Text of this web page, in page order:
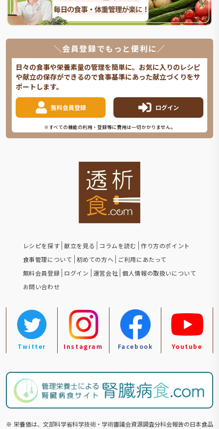
＼会員登録でもっと便利に／
日々の食事や栄養素量の管理を簡単に。お気に入りのレシピ
や献立の保存ができるので食事基準にあった献立づくりをサ
ポートします。
無料会員登録 ログイン
※すべての機能の利用・登録等に費用は一切かかりません。
レシピを探す 献立を見る コラムを読む
作り方のポイント
食事管理について
初めての方へ
ご利用にあたって
無料会員登録 ログイン 運営会社 個人情報の取扱いについて
お問い合わせ
Twitter Instagram Facebook Youtube
※ 栄養価は、文部科学省科学技術・学術審議会資源調査分科会報告の⽇本食品